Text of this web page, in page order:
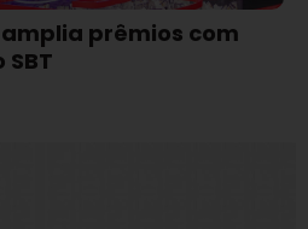
prêmios com